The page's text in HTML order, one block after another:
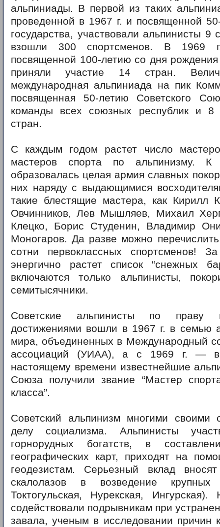
альпиниады. В первой из таких
проведенной в 1967 г. и посвященной
государства, участвовали альпинисты
взошли 300 спортсменов. В 1969
посвященной 100-летию со дня
приняли участие 14 стран.
международная альпиниада на пик
посвященная 50-летию Советского
команды всех союзных республик и 8
стран.
С каждым годом растет число
мастеров спорта по альпинизму.
образовалась целая армия славных
них наряду с выдающимися
такие блестящие мастера, как Кирилл
Овчинников, Лев Мышляев, Михаил
Клецко, Борис Студенин, Владимир
Моногаров. Да разве можно
сотни первоклассных спортсменов!
энергично растет список “снежных
включаются только альпинисты,
семитысячники.
Советские альпинисты по
достижениями вошли в 1967 г. в семью
мира, объединенных в Международный
ассоциаций (УИАА), а с 1969 г. —
настоящему времени известнейшие
Союза получили звание “Мастер
класса”.
Советский альпинизм многими своими
делу социализма. Альпинисты
горнорудных богатств, в
географических карт, приходят на
геодезистам. Серьезный вклад
скалолазов в возведение
Токтогульская, Нурекская,
содействовали подрывникам при
завала, ученым в исследовании причин